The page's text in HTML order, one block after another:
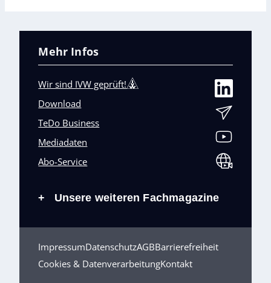
Mehr Infos
Wir sind IVW geprüft!
Download
TeDo Business
Mediadaten
Abo-Service
+ Unsere weiteren Fachmagazine
ImpressumDatenschutzAGBBarrierefreiheit
Cookies & DatenverarbeitungKontakt